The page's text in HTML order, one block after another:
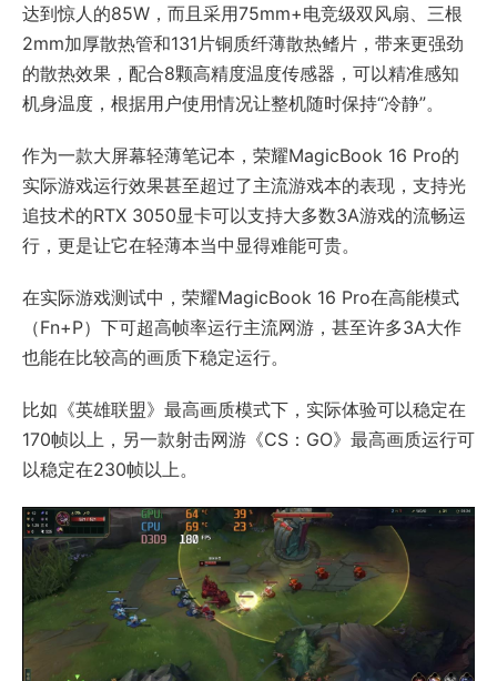
达到惊人的85W，而且采用75mm+电竞级双风扇、三根
2mm加厚散热管和131片铜质纤薄散热鳍片，带来更强劲
的散热效果，配合8颗高精度温度传感器，可以精准感知
机身温度，根据用户使用情况让整机随时保持“冷静”。
作为一款大屏幕轻薄笔记本，荣耀MagicBook 16 Pro的
实际游戏运行效果甚至超过了主流游戏本的表现，支持光
追技术的RTX 3050显卡可以支持大多数3A游戏的流畅运
行，更是让它在轻薄本当中显得难能可贵。
在实际游戏测试中，荣耀MagicBook 16 Pro在高能模式
（Fn+P）下可超高帧率运行主流网游，甚至许多3A大作
也能在比较高的画质下稳定运行。
比如《英雄联盟》最高画质模式下，实际体验可以稳定在
170帧以上，另一款射击网游《CS：GO》最高画质运行可
以稳定在230帧以上。